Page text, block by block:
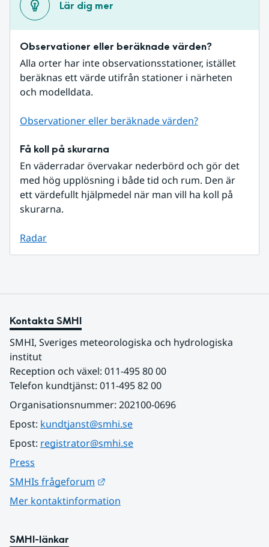
Lär dig mer
Observationer eller beräknade värden?
Alla orter har inte observationsstationer, istället
beräknas ett värde utifrån stationer i närheten
och modelldata.
Observationer eller beräknade värden?
Få koll på skurarna
En väderradar övervakar nederbörd och gör det
med hög upplösning i både tid och rum. Den är
ett värdefullt hjälpmedel när man vill ha koll på
skurarna.
Radar
Kontakta SMHI
SMHI, Sveriges meteorologiska och hydrologiska
institut
Reception och växel: 011-495 80 00
Telefon kundtjänst: 011-495 82 00
Organisationsnummer: 202100-0696
Epost: kundtjanst@smhi.se
Epost: registrator@smhi.se
Press
SMHIs frågeforum
Mer kontaktinformation
SMHI-länkar